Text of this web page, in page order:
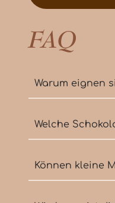
FAQ
Warum eignen
Welche
Können kleine